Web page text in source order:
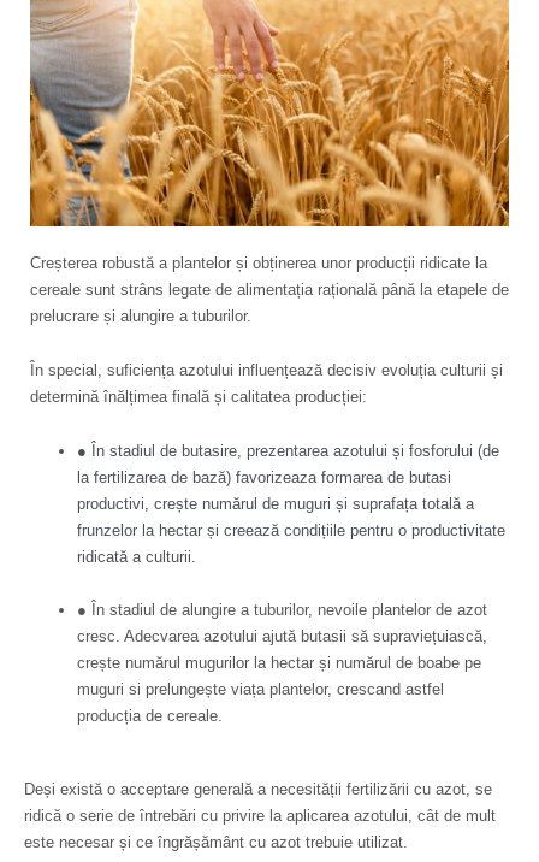
Creșterea robustă a plantelor și obținerea unor producții ridicate la
cereale sunt strâns legate de alimentația rațională până la etapele de
prelucrare și alungire a tuburilor.
În special, suficiența azotului influențează decisiv evoluția culturii și
determină înălțimea finală și calitatea producției:
● În stadiul de butasire, prezentarea azotului și fosforului (de
la fertilizarea de bază) favorizeaza formarea de butasi
productivi, crește numărul de muguri și suprafața totală a
frunzelor la hectar și creează condițiile pentru o productivitate
ridicată a culturii.
● În stadiul de alungire a tuburilor, nevoile plantelor de azot
cresc. Adecvarea azotului ajută butasii să supraviețuiască,
crește numărul mugurilor la hectar și numărul de boabe pe
muguri si prelungește viața plantelor, crescand astfel
producția de cereale.
Deși există o acceptare generală a necesității fertilizării cu azot, se
ridică o serie de întrebări cu privire la aplicarea azotului, cât de mult
este necesar și ce îngrășământ cu azot trebuie utilizat.